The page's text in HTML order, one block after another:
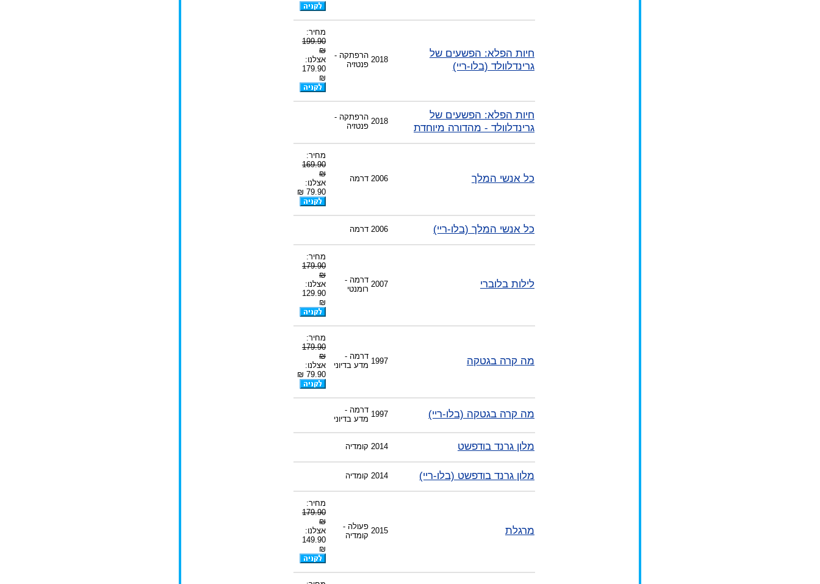
חיות הפלא: הפשעים של
גרינדלוולד (בלו-ריי)
2018 הרפתקה -
פנטזיה
מחיר:
199.90
₪
אצלנו:
179.90
₪
חיות הפלא: הפשעים של
גרינדלוולד - מהדורה מיוחדת
2018 הרפתקה -
פנטזיה
כל אנשי המלך 2006 דרמה
מחיר:
169.90
₪
אצלנו:
79.90 ₪
כל אנשי המלך (בלו-ריי) 2006 דרמה
לילות בלוברי 2007 דרמה -
רומנטי
מחיר:
179.90
₪
אצלנו:
129.90
₪
מה קרה בגטקה 1997
דרמה -
מדע בדיוני
מחיר:
179.90
₪
אצלנו:
79.90 ₪
מה קרה בגטקה (בלו-ריי) 1997 דרמה -
מדע בדיוני
מלון גרנד בודפשט 2014 קומדיה
מלון גרנד בודפשט (בלו-ריי) 2014 קומדיה
מרגלת 2015 פעולה -
קומדיה
מחיר:
179.90
₪
אצלנו:
149.90
₪